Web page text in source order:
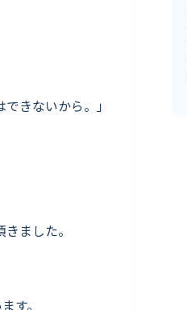
きないから。」
ました。
す。